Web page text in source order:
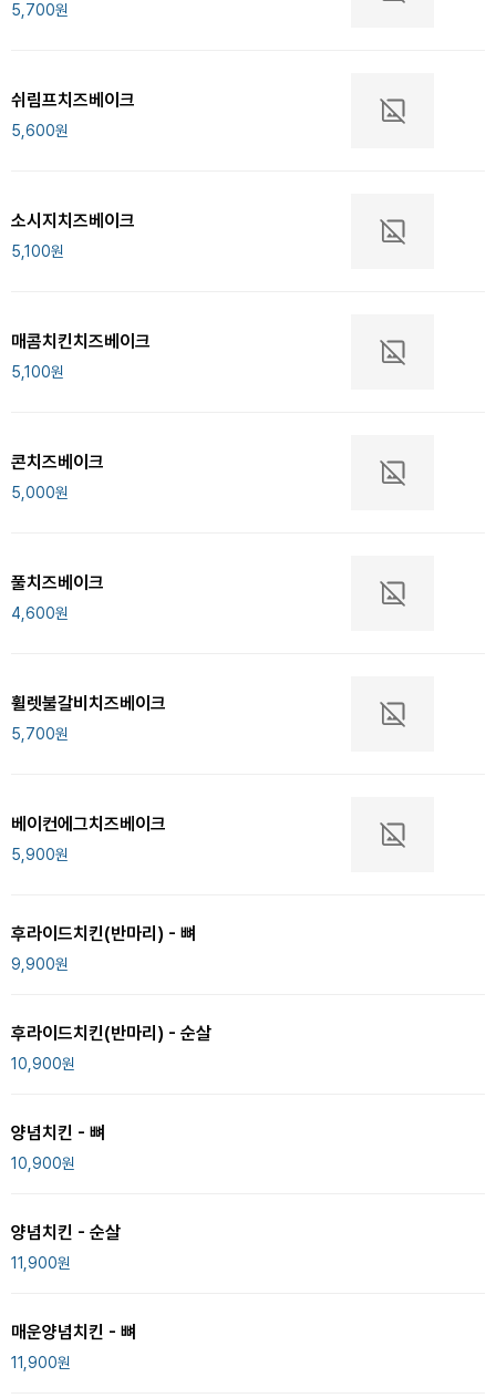
5,700원
쉬림프치즈베이크
5,600원
소시지치즈베이크
5,100원
매콤치킨치즈베이크
5,100원
콘치즈베이크
5,000원
풀치즈베이크
4,600원
휠렛불갈비치즈베이크
5,700원
베이컨에그치즈베이크
5,900원
후라이드치킨(반마리) - 뼈
9,900원
후라이드치킨(반마리) - 순살
10,900원
양념치킨 - 뼈
10,900원
양념치킨 - 순살
11,900원
매운양념치킨 - 뼈
11,900원